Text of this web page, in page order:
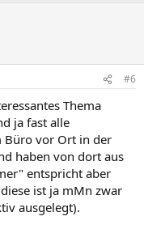
#6
Thema
ja fast alle
Büro vor Ort in der
haben von dort aus
entspricht aber
ist ja mMn zwar
ausgelegt).